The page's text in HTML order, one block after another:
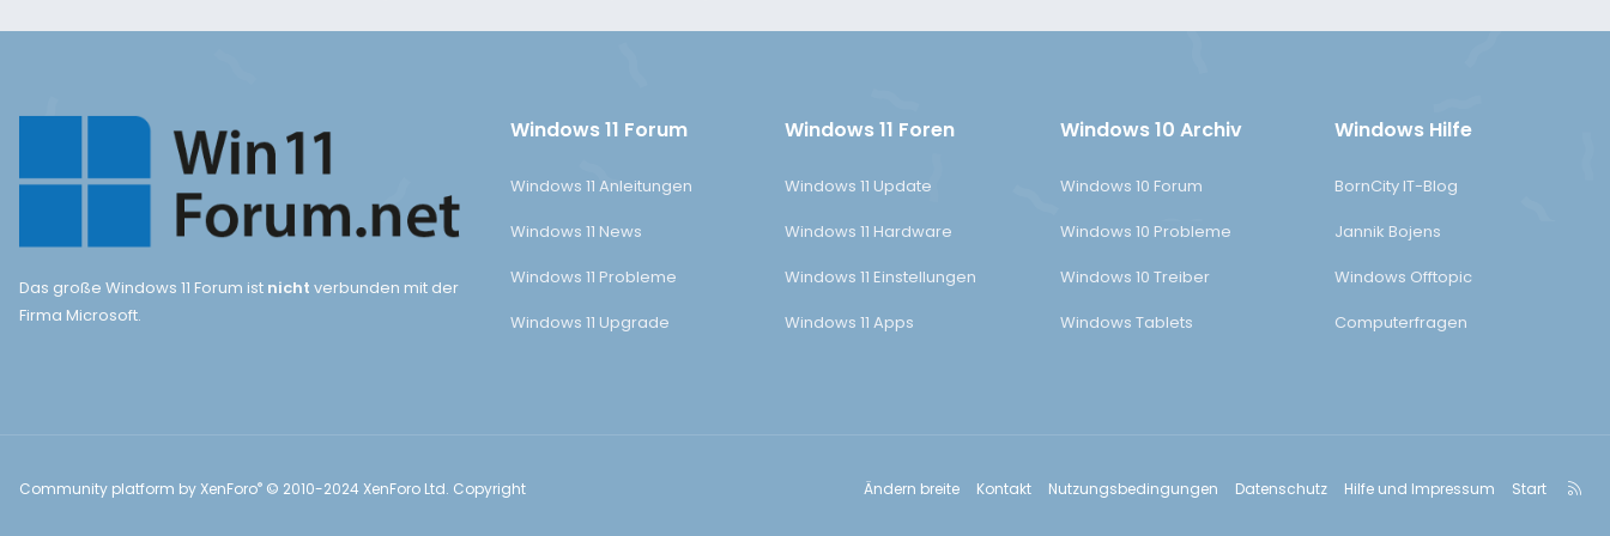
Das große Windows 11 Forum ist nicht verbunden mit der
Firma Microsoft.
Windows 11 Forum
Windows 11 Anleitungen
Windows 11 News
Windows 11 Probleme
Windows 11 Upgrade
Windows 11 Foren
Windows 11 Update
Windows 11 Hardware
Windows 11 Einstellungen
Windows 11 Apps
Windows 10 Archiv
Windows 10 Forum
Windows 10 Probleme
Windows 10 Treiber
Windows Tablets
Windows Hilfe
BornCity IT-Blog
Jannik Bojens
Windows Offtopic
Computerfragen
Community platform by XenForo® © 2010-2024 XenForo Ltd. Copyright Ändern breite Kontakt Nutzungsbedingungen Datenschutz Hilfe und Impressum Start
R